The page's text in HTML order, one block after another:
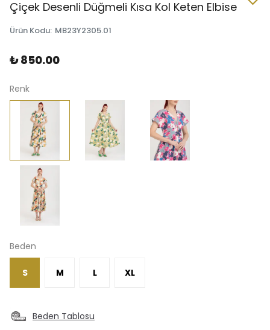
Çiçek Desenli Düğmeli Kısa Kol Keten Elbise
Ürün Kodu: MB23Y2305.01
₺ 850.00
Renk
Beden
S M L XL
Beden Tablosu